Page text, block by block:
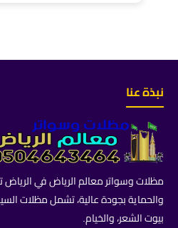
نبذة عنا
مظلات وسواتر معالم الرياض في
والحماية بجودة عالية، تشمل مظلات
بيوت الشعر، والخيام.